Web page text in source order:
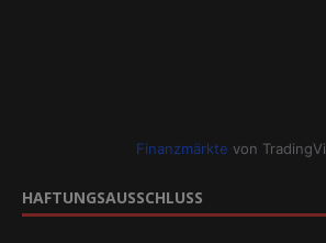
Finanzmärkte von
HAFTUNGSAUSSCHLUSS